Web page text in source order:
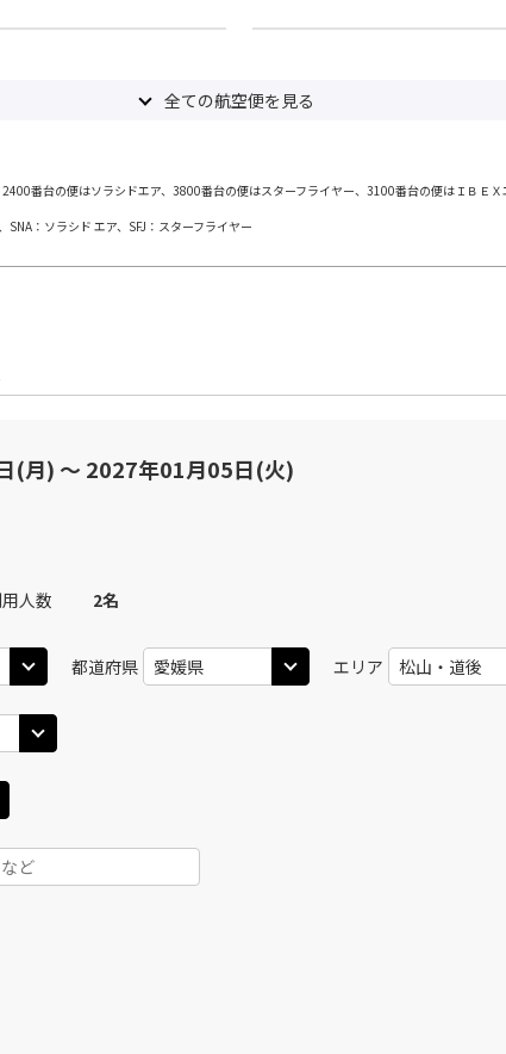
全ての航空便を見る
番台の便はソラシドエア、3800番台の便はスターフライヤー、3100番台の便はＩＢＥ
SNA：ソラシド エア、SFJ：スターフライヤー
(月) 〜 2027年01月05日(火)
人数 2名
都道府県 エリア